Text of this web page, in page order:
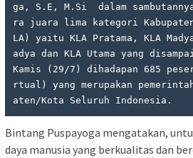
ga, S.E, M.Si  dalam
ra juara lima kategori
LA) yaitu KLA Pratama, KLA
adya dan KLA Utama yang
Kamis (29/7) dihadapan 685
rtual) yang merupakan
aten/Kota Seluruh Indonesia.
Bintang Puspayoga mengatakan,
daya manusia yang berkualitas dan